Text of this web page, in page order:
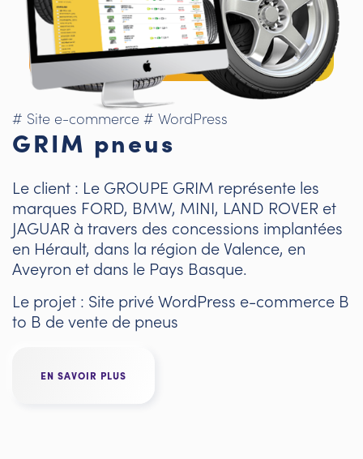
# Site e-commerce # WordPress
GRIM pneus
Le client : Le GROUPE GRIM représente les
marques FORD, BMW, MINI, LAND ROVER et
JAGUAR à travers des concessions implantées
en Hérault, dans la région de Valence, en
Aveyron et dans le Pays Basque.
Le projet : Site privé WordPress e-commerce B
to B de vente de pneus
EN SAVOIR PLUS